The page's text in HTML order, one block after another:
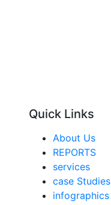
Quick Links
About Us
REPORTS
services
case Studies
infographics